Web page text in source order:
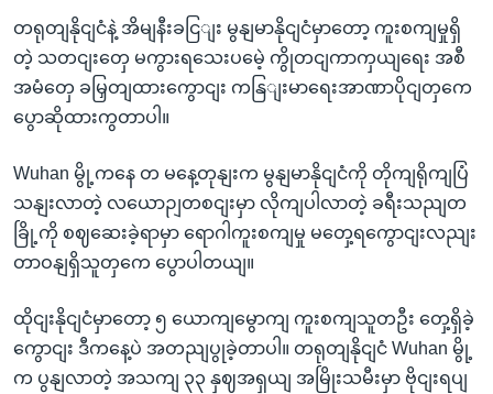
တရုတျနိုငျငံနဲ့ အိမျနီးခငြျး မွနျမာနိုငျငံမှာတော့ ကူးစကျမှုရှိ
တဲ့ သတငျးတှေ မကွားရသေးပမေဲ့ ကွိုတငျကာကှယျရေး အစီ
အမံတှေ ခမြှတျထားကွောငျး ကနြျးမာရေးအာဏာပိုငျတှကေ
ပွောဆိုထားကွတာပါ။
Wuhan မွို့ကနေ တ မနေ့တုနျးက မွနျမာနိုငျငံကို တိုကျရိုကျပြံ
သနျးလာတဲ့ လယောဉျတစငျးမှာ လိုကျပါလာတဲ့ ခရီးသညျတ
ခြို့ကို စဈဆေးခဲ့ရာမှာ ရောဂါကူးစကျမှု မတှေ့ရကွောငျးလညျး
တာဝနျရှိသူတှကေ ပွောပါတယျ။
ထိုငျးနိုငျငံမှာတော့ ၅ ယောကျမွောကျ ကူးစကျသူတဦး တှေ့ရှိခဲ့
ကွောငျး ဒီကနေ့ပဲ အတညျပွုခဲ့တာပါ။ တရုတျနိုငျငံ Wuhan မွို့
က ပွနျလာတဲ့ အသကျ ၃၃ နှဈအရှယျ အမြိုးသမီးမှာ ဗိုငျးရပျ